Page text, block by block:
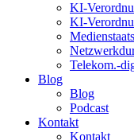
KI-
KI-
Telekom.-
Blog
Blog
Podcast
Kontakt
Kontakt